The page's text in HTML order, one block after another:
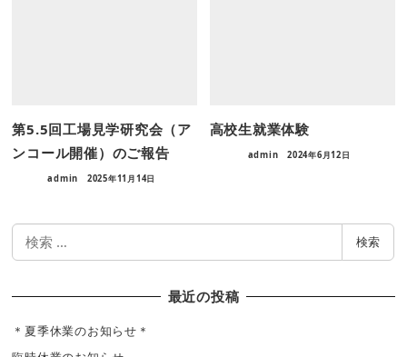
第5.5回工場見学研究会（ア
ンコール開催）のご報告
admin 2025年11月14日
高校生就業体験
admin 2024年6月12日
索
検索
最近の投稿
＊夏季休業のお知らせ＊